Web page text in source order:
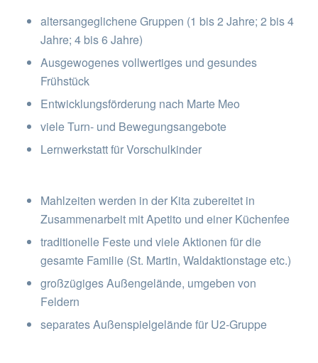
altersangeglichene Gruppen (1 bis 2 Jahre; 2 bis 4
Jahre; 4 bis 6 Jahre)
Ausgewogenes vollwertiges und gesundes
Frühstück
Entwicklungsförderung nach Marte Meo
viele Turn- und Bewegungsangebote
Lernwerkstatt für Vorschulkinder
Mahlzeiten werden in der Kita zubereitet in
Zusammenarbeit mit Apetito und einer Küchenfee
traditionelle Feste und viele Aktionen für die
gesamte Familie (St. Martin, Waldaktionstage etc.)
großzügiges Außengelände, umgeben von
Feldern
separates Außenspielgelände für U2-Gruppe